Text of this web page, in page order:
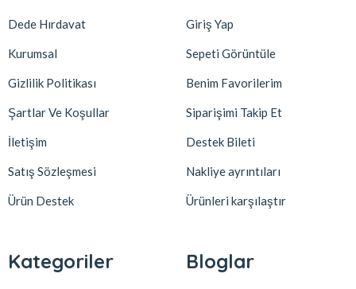
Dede Hırdavat
Kurumsal
Gizlilik Politikası
Şartlar Ve Koşullar
İletişim
Satış Sözleşmesi
Ürün Destek
Giriş Yap
Sepeti Görüntüle
Benim Favorilerim
Siparişimi Takip Et
Destek Bileti
Nakliye ayrıntıları
Ürünleri karşılaştır
Kategoriler Bloglar